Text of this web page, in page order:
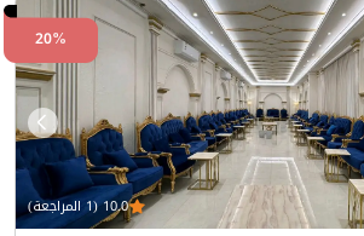
10.0 (1 المراجعة)
20%